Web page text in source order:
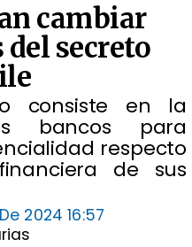
cambiar
secreto
consiste en la
bancos para
respecto
de sus
2024 16:57